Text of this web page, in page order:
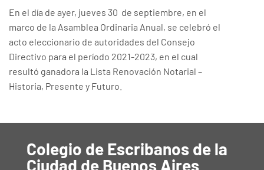
En el día de ayer, jueves 30 de septiembre, en el
marco de la Asamblea Ordinaria Anual, se celebró el
acto eleccionario de autoridades del Consejo
Directivo para el período 2021-2023, en el cual
resultó ganadora la Lista Renovación Notarial –
Historia, Presente y Futuro.
Colegio de Escribanos de la
Ciudad de Buenos Aires